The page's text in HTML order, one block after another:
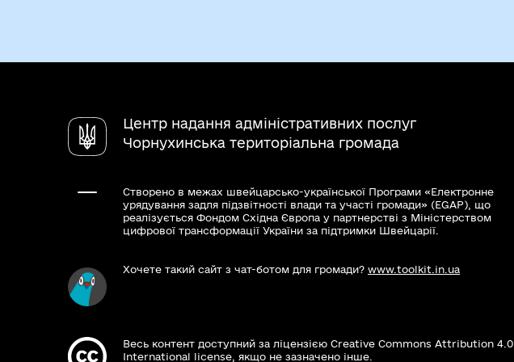
Центр надання адміністративних послуг
Чорнухинська територіальна громада
Створено в межах швейцарсько-української Програми «Електронне
урядування задля підзвітності влади та участі громади» (EGAP), що
реалізується Фондом Східна Європа у партнерстві з Міністерством
цифрової трансформації України за підтримки Швейцарії.
Хочете такий сайт з чат-ботом для громади? www.toolkit.in.ua
Весь контент доступний за ліцензією Creative Commons Attribution 4.0
International license, якщо не зазначено інше.